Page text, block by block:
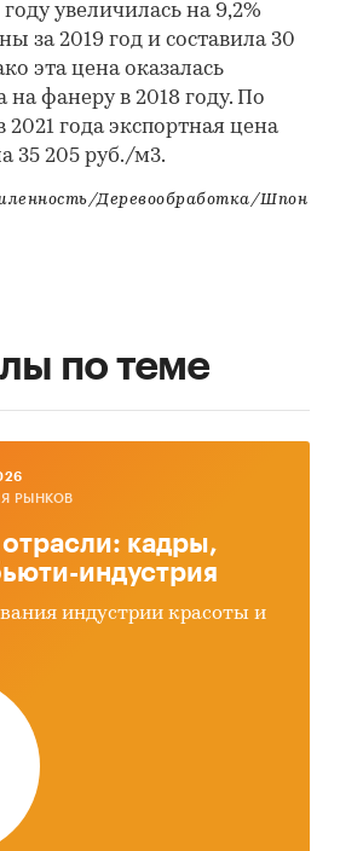
увеличилась на 9,2%
за 2019 год и составила 30
эта цена оказалась
фанеру в 2018 году. По
года экспортная цена
35 205 руб./м3.
Деревообработка/Шпон
по теме
РЫНКОВ
кадры,
индустрия
индустрии красоты и